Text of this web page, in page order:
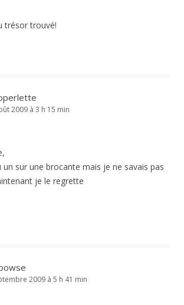
trésor trouvé!
2009 à 3 h 15 min
un sur une brocante mais je ne savais pas
je le regrette
2009 à 5 h 41 min